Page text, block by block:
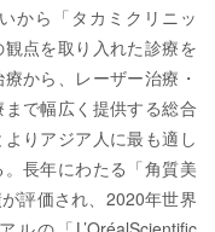
から「タカミクリニッ
点を取り入れた診療を
から、レーザー治療・
で幅広く提供する総合
りアジア人に最も適し
長年にわたる「角質美
評価され、2020年世界